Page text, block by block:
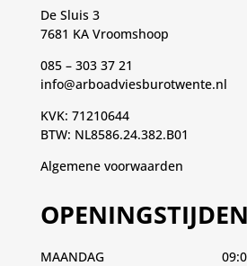
De Sluis 3
7681 KA Vroomshoop
085 – 303 37 21
info@arboadviesburotwente.nl
KVK: 71210644
BTW: NL8586.24.382.B01
Algemene voorwaarden
OPENINGSTIJDEN
MAANDAG